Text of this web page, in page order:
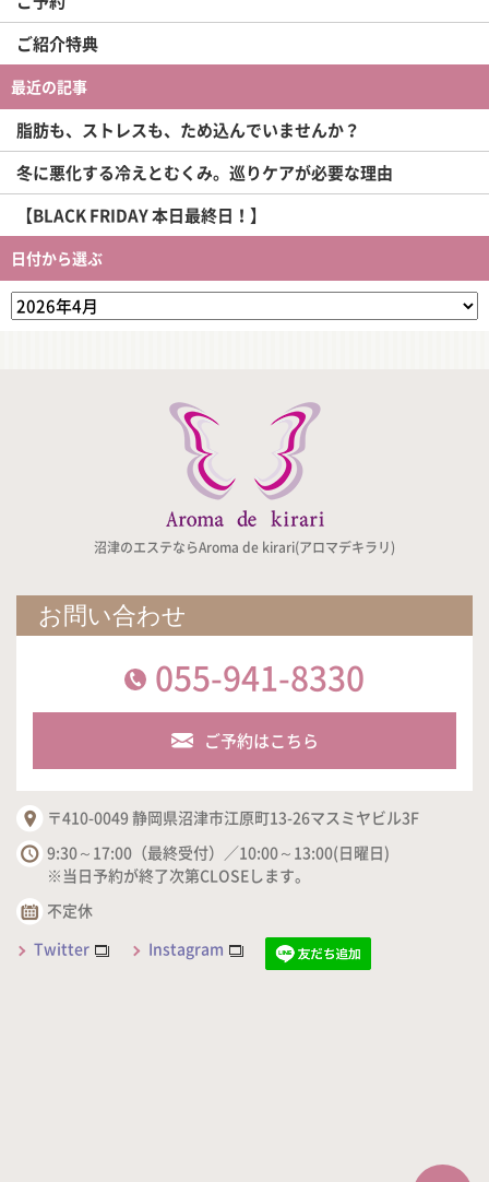
ご紹介特典
最近の記事
脂肪も、ストレスも、ため込んでいませんか？
冬に悪化する冷えとむくみ。巡りケアが必要な理由
【BLACK FRIDAY 本日最終日！】
日付から選ぶ
沼津のエステならAroma de kirari(アロマデキラリ)
お問い合わせ
055-941-8330
ご予約はこちら
〒410-0049 静岡県沼津市江原町13-26マスミヤビル3F
9:30～17:00（最終受付）／10:00～13:00(日曜日)
※当日予約が終了次第CLOSEします。
不定休
Twitter
Instagram